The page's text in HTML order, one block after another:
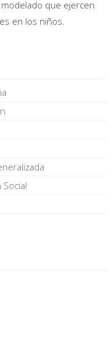
que ejercen
en los niños.